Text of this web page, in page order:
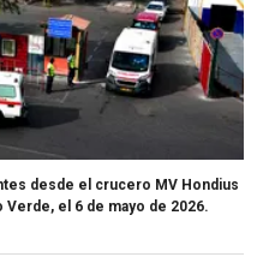
desde el crucero MV Hondius
Verde, el 6 de mayo de 2026.